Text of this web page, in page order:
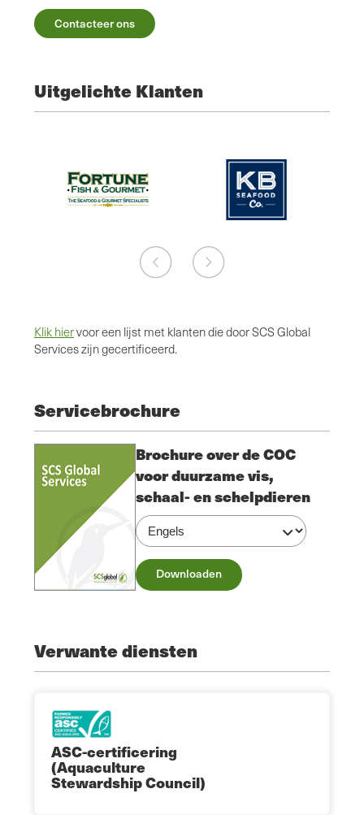
Contacteer ons
Uitgelichte Klanten
Klik hiervoor een lijst met klanten die door SCS Global
Services zijn gecertificeerd.
Servicebrochure
Brochure over de COC
voor duurzame vis,
schaal- en schelpdieren
Downloaden
Verwante diensten
ASC-certificering
(Aquaculture
Stewardship Council)